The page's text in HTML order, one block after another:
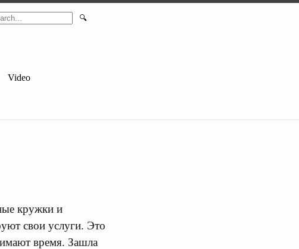
🔍
Video
кружки и
свои услуги. Это
время. Зашла